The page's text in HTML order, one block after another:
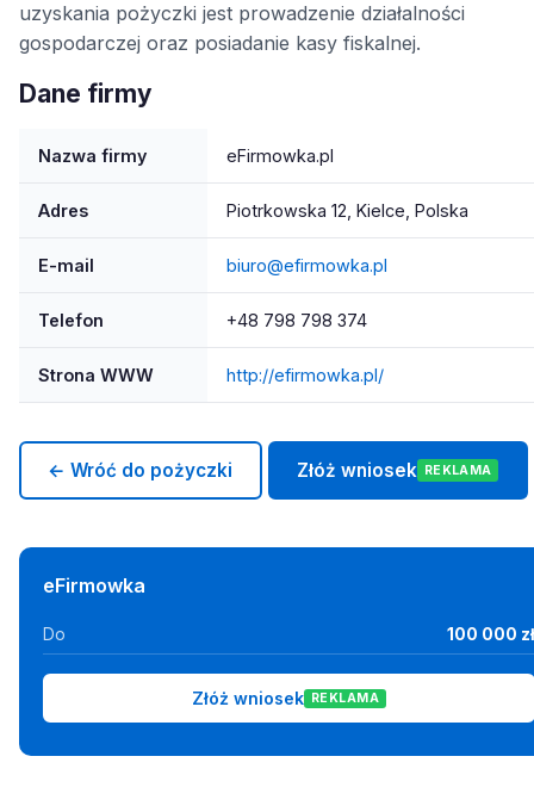
uzyskania pożyczki jest prowadzenie działalności
gospodarczej oraz posiadanie kasy fiskalnej.
Dane firmy
Nazwa firmy eFirmowka.pl
Adres Piotrkowska 12, Kielce, Polska
E-mail biuro@efirmowka.pl
Telefon +48 798 798 374
Strona WWW http://efirmowka.pl/
← Wróć do pożyczki Złóż wniosek REKLAMA
eFirmowka
Do 100 000 zł
Złóż wniosek REKLAMA